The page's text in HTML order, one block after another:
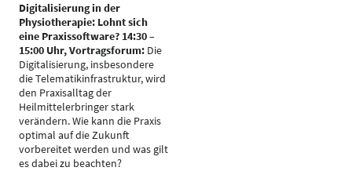
Digitalisierung in der
Physiotherapie: Lohnt sich
eine Praxissoftware? 14:30 –
15:00 Uhr, Vortragsforum: Die
Digitalisierung, insbesondere
die Telematikinfrastruktur, wird
den Praxisalltag der
Heilmittelerbringer stark
verändern. Wie kann die Praxis
optimal auf die Zukunft
vorbereitet werden und was gilt
es dabei zu beachten?